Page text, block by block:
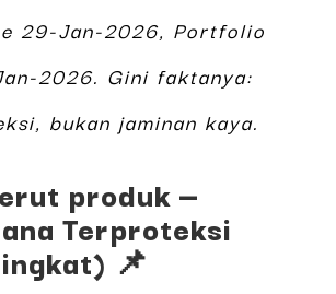
29-Jan-2026, Portfolio
2026. Gini faktanya:
bukan jaminan kaya.
produk —
Terproteksi
📌